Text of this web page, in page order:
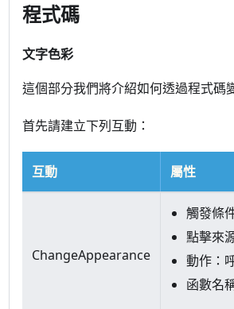
程式碼
文字色彩
這個部分我們將介紹如何透過程式碼
首先請建立下列互動：
互動 屬性
ChangeAppearance
觸發條
點擊來
動作：
函數名